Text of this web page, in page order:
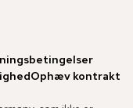
Ophæv kontrakt